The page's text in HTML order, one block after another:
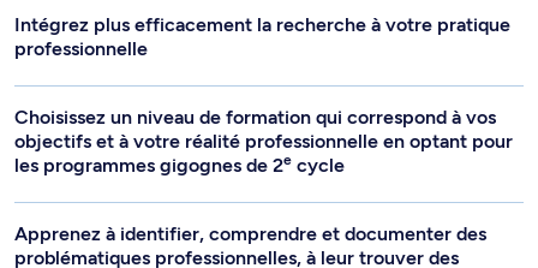
Intégrez plus efficacement la recherche à votre pratique
professionnelle
Choisissez un niveau de formation qui correspond à vos
objectifs et à votre réalité professionnelle en optant pour
les programmes gigognes de 2e cycle
Apprenez à identifier, comprendre et documenter des
problématiques professionnelles, à leur trouver des